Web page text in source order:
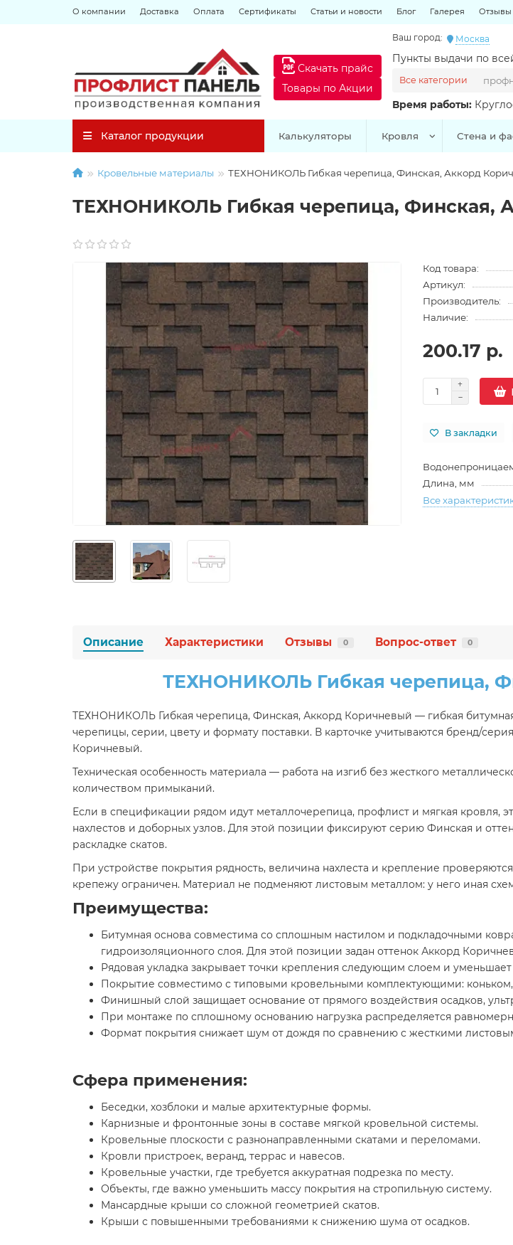
О компании Доставка Оплата Сертификаты Статьи и новости Блог Галерея Отзывы
Ваш город: Москва
Пункты выдачи по
Время работы:
Все категории
Скачать прайс
Товары по Акции
Каталог продукции Калькуляторы Кровля Стена и
Кровельные материалы ТЕХНОНИКОЛЬ Гибкая черепица, Финская, Аккорд
ТЕХНОНИКОЛЬ Гибкая черепица, Финская,
Код товара:
Артикул:
Производитель:
Наличие:
200.17 р.
В закладки
Длина, мм
Все
Описание Характеристики Отзывы 0 Вопрос-ответ 0
ТЕХНОНИКОЛЬ Гибкая черепица,
ТЕХНОНИКОЛЬ Гибкая черепица, Финская, Аккорд Коричневый — гибкая
черепицы, серии, цвету и формату поставки. В карточке учитываются бренд/
Коричневый.
Техническая особенность материала — работа на изгиб без жесткого
количеством примыканий.
Если в спецификации рядом идут металлочерепица, профлист и мягкая кровля,
нахлестов и доборных узлов. Для этой позиции фиксируют серию Финская и
раскладке скатов.
При устройстве покрытия рядность, величина нахлеста и крепление
крепежу ограничен. Материал не подменяют листовым металлом: у него иная
Преимущества:
Битумная основа совместима со сплошным настилом и подкладочными
гидроизоляционного слоя. Для этой позиции задан оттенок Аккорд
Рядовая укладка закрывает точки крепления следующим слоем и
Покрытие совместимо с типовыми кровельными комплектующими:
Финишный слой защищает основание от прямого воздействия осадков,
При монтаже по сплошному основанию нагрузка распределяется
Формат покрытия снижает шум от дождя по сравнению с жесткими
Сфера применения:
Беседки, хозблоки и малые архитектурные формы.
Карнизные и фронтонные зоны в составе мягкой кровельной системы.
Кровельные плоскости с разнонаправленными скатами и переломами.
Кровли пристроек, веранд, террас и навесов.
Кровельные участки, где требуется аккуратная подрезка по месту.
Объекты, где важно уменьшить массу покрытия на стропильную систему.
Мансардные крыши со сложной геометрией скатов.
Крыши с повышенными требованиями к снижению шума от осадков.